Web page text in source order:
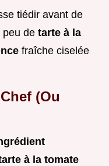
tiédir avant de
peu de tarte à la
fraîche ciselée
(Ou
à la tomate